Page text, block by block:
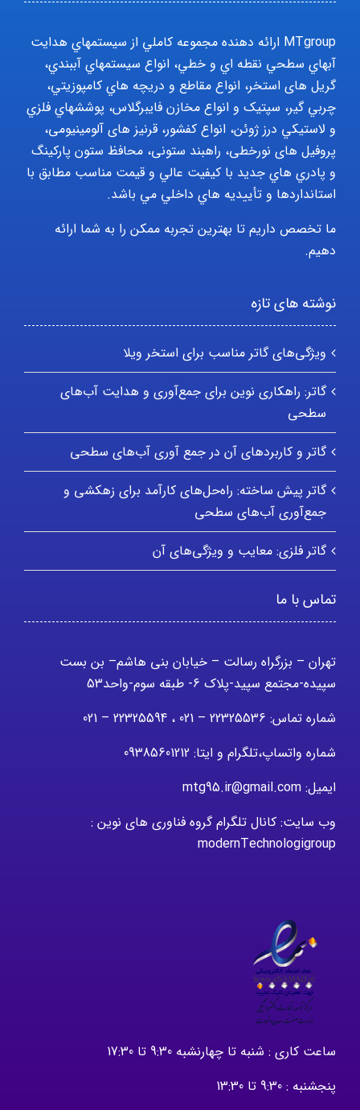
MTgroup ارائه دهنده مجموعه کاملي از سيستمهاي هدايت
آبهاي سطحي نقطه اي و خطي، انواع سيستمهاي آببندي،
گریل های استخر، انواع مقاطع و دريچه هاي کامپوزيتي،
چربي گير، سپتيک و انواع مخازن فايبرگلاس، پوششهاي فلزي
و لاستيکي درز ژوئن، انواع کفشور، قرنیز های آلومینیومی،
پروفیل های نورخطی، راهبند ستونی، محافظ ستون پارکينگ
و پادري هاي جديد با کيفيت عالي و قيمت مناسب مطابق با
استانداردها و تأييديه هاي داخلي مي باشد.
ما تخصص داریم تا بهترین تجربه ممکن را به شما ارائه
دهیم.
نوشته های تازه
ویژگی‌های گاتر مناسب برای استخر ویلا
گاتر: راهکاری نوین برای جمع‌آوری و هدایت آب‌های
سطحی
گاتر و کاربردهای آن در جمع آوری آب‌های سطحی
گاتر پیش ساخته: راه‌حل‌های کارآمد برای زهکشی و
جمع‌آوری آب‌های سطحی
گاتر فلزی: معایب و ویژگی‌های آن
تماس با ما
تهران – بزرگراه رسالت – خیابان بنی هاشم– بن بست
سپیده-مجتمع سپید-پلاک 6- طبقه سوم-واحد53
شماره تماس: 22325536 – 021 ، 22325594 – 021
شماره واتساپ،تلگرام و ایتا: 09385601212
ایمیل: mtg95.ir@gmail.com
وب سایت: کانال تلگرام گروه فناوری های نوین :
modernTechnologigroup
ساعت کاری : شنبه تا چهارنشبه 9:30 تا 17:30
پنجشنبه : 9:30 تا 13:30